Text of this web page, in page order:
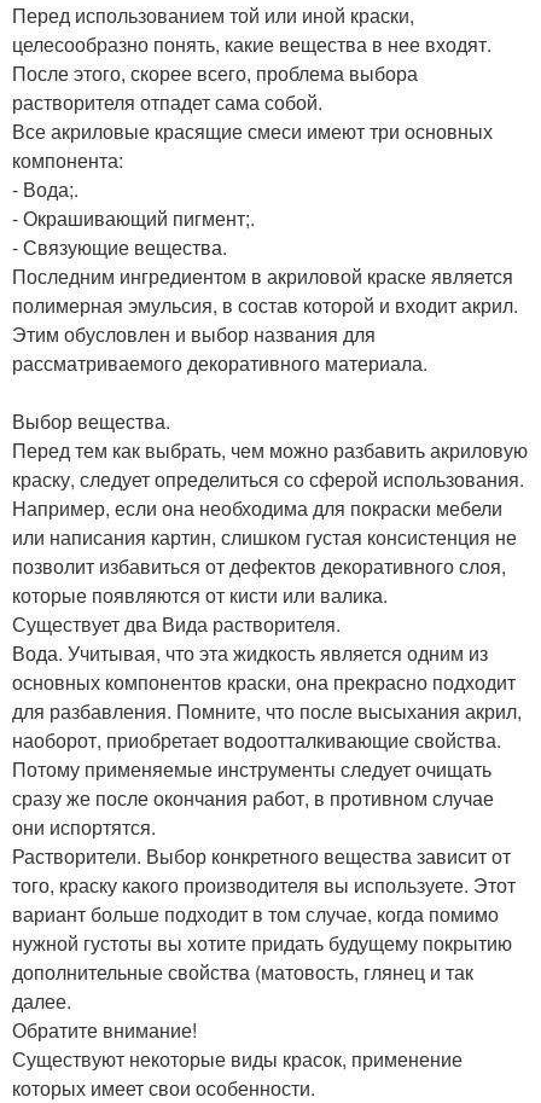
Перед использованием той или иной краски,
целесообразно понять, какие вещества в нее входят.
После этого, скорее всего, проблема выбора
растворителя отпадет сама собой.
Все акриловые красящие смеси имеют три основных
компонента:
- Вода;.
- Окрашивающий пигмент;.
- Связующие вещества.
Последним ингредиентом в акриловой краске является
полимерная эмульсия, в состав которой и входит акрил.
Этим обусловлен и выбор названия для
рассматриваемого декоративного материала.
Выбор вещества.
Перед тем как выбрать, чем можно разбавить акриловую
краску, следует определиться со сферой использования.
Например, если она необходима для покраски мебели
или написания картин, слишком густая консистенция не
позволит избавиться от дефектов декоративного слоя,
которые появляются от кисти или валика.
Существует два Вида растворителя.
Вода. Учитывая, что эта жидкость является одним из
основных компонентов краски, она прекрасно подходит
для разбавления. Помните, что после высыхания акрил,
наоборот, приобретает водоотталкивающие свойства.
Потому применяемые инструменты следует очищать
сразу же после окончания работ, в противном случае
они испортятся.
Растворители. Выбор конкретного вещества зависит от
того, краску какого производителя вы используете. Этот
вариант больше подходит в том случае, когда помимо
нужной густоты вы хотите придать будущему покрытию
дополнительные свойства (матовость, глянец и так
далее.
Обратите внимание!
Существуют некоторые виды красок, применение
которых имеет свои особенности.